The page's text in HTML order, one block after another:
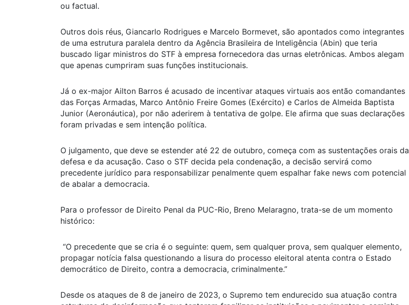
ou factual.
Outros dois réus, Giancarlo Rodrigues e Marcelo Bormevet, são apontados como integrantes
de uma estrutura paralela dentro da Agência Brasileira de Inteligência (Abin) que teria
buscado ligar ministros do STF à empresa fornecedora das urnas eletrônicas. Ambos alegam
que apenas cumpriram suas funções institucionais.
Já o ex-major Ailton Barros é acusado de incentivar ataques virtuais aos então comandantes
das Forças Armadas, Marco Antônio Freire Gomes (Exército) e Carlos de Almeida Baptista
Junior (Aeronáutica), por não aderirem à tentativa de golpe. Ele afirma que suas declarações
foram privadas e sem intenção política.
O julgamento, que deve se estender até 22 de outubro, começa com as sustentações orais da
defesa e da acusação. Caso o STF decida pela condenação, a decisão servirá como
precedente jurídico para responsabilizar penalmente quem espalhar fake news com potencial
de abalar a democracia.
Para o professor de Direito Penal da PUC-Rio, Breno Melaragno, trata-se de um momento
histórico:
“O precedente que se cria é o seguinte: quem, sem qualquer prova, sem qualquer elemento,
propagar notícia falsa questionando a lisura do processo eleitoral atenta contra o Estado
democrático de Direito, contra a democracia, criminalmente.”
Desde os ataques de 8 de janeiro de 2023, o Supremo tem endurecido sua atuação contra